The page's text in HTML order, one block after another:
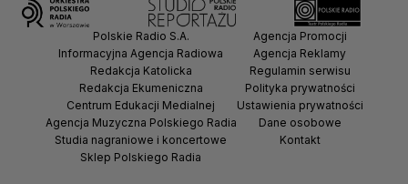
Polskie Radio S.A.
Informacyjna Agencja Radiowa
Redakcja Katolicka
Redakcja Ekumeniczna
Centrum Edukacji Medialnej
Agencja Muzyczna Polskiego Radia
Studia nagraniowe i koncertowe
Sklep Polskiego Radia
Agencja Promocji
Agencja Reklamy
Regulamin serwisu
Polityka prywatności
Ustawienia prywatności
Dane osobowe
Kontakt